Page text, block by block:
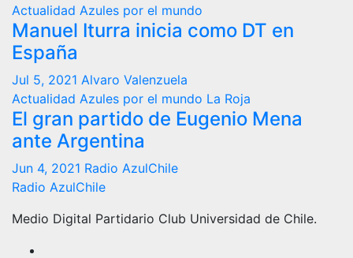
Actualidad Azules por el mundo
Manuel Iturra inicia como DT en
España
Jul 5, 2021 Alvaro Valenzuela
Actualidad Azules por el mundo La Roja
El gran partido de Eugenio Mena
ante Argentina
Jun 4, 2021 Radio AzulChile
Radio AzulChile
Medio Digital Partidario Club Universidad de Chile.